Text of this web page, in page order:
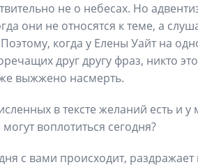
не о небесах. Но
они не относятся к теме, а
когда у Елены Уайт на
друг другу фраз, никто
выжжено насмерть.
в тексте желаний есть и у
воплотиться сегодня?
с вами происходит,